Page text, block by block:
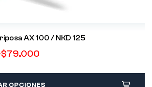
AX 100 / NKD 125
$79.000
OPCIONES